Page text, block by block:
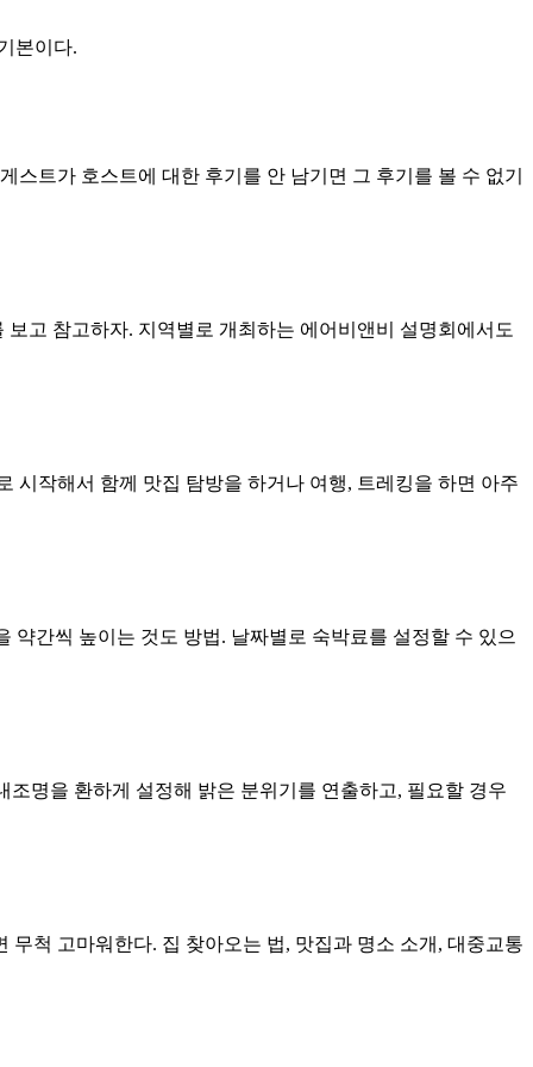
본이다.
트가 호스트에 대한 후기를 안 남기면 그 후기를 볼 수 없기
고 참고하자. 지역별로 개최하는 에어비앤비 설명회에서도
시작해서 함께 맛집 탐방을 하거나 여행, 트레킹을 하면 아주
약간씩 높이는 것도 방법. 날짜별로 숙박료를 설정할 수 있으
명을 환하게 설정해 밝은 분위기를 연출하고, 필요할 경우
척 고마워한다. 집 찾아오는 법, 맛집과 명소 소개, 대중교통